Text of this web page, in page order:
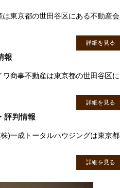
東京都の世田谷区にある不動産会
詳細を見る
報
商事不動産は東京都の世田谷区に
詳細を見る
評判情報
)一成トータルハウジングは東京都
詳細を見る